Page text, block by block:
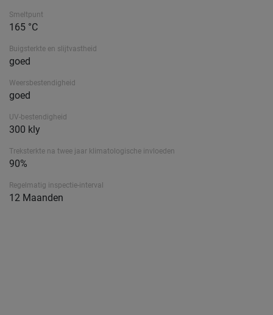
Smeltpunt
165 °C
Buigsterkte en slijtvastheid
goed
Weersbestendigheid
goed
UV-bestendigheid
300 kly
Treksterkte na twee jaar klimatologische invloeden
90%
Regelmatig inspectie-interval
12 Maanden